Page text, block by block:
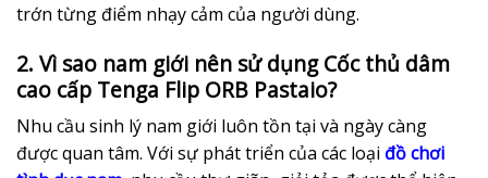
trớn từng điểm nhạy cảm của người dùng.
2. Vì sao nam giới nên sử dụng Cốc thủ dâm
cao cấp Tenga Flip ORB Pastaio?
Nhu cầu sinh lý nam giới luôn tồn tại và ngày càng
được quan tâm. Với sự phát triển của các loại đồ chơi